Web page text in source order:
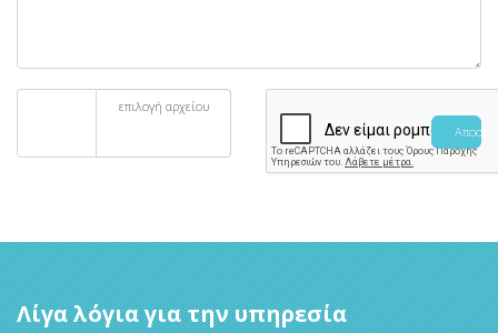
επιλογή αρχείου
Λίγα λόγια για την υπηρεσία